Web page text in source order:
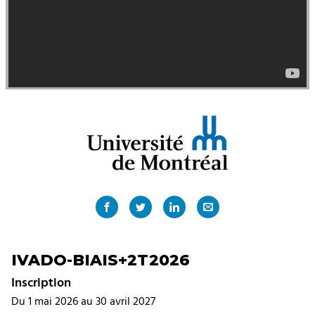
IVADO-BIAIS+2T2026
Inscription
Du 1 mai 2026 au 30 avril 2027